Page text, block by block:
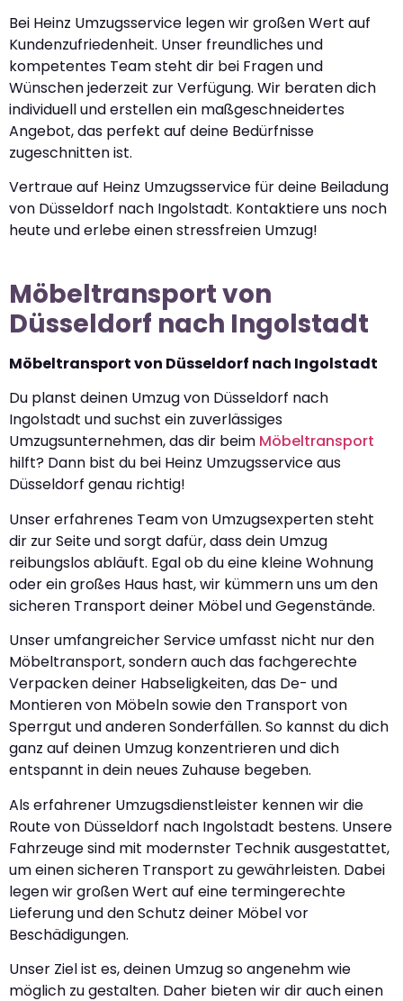
Bei Heinz Umzugsservice legen wir großen Wert auf
Kundenzufriedenheit. Unser freundliches und
kompetentes Team steht dir bei Fragen und
Wünschen jederzeit zur Verfügung. Wir beraten dich
individuell und erstellen ein maßgeschneidertes
Angebot, das perfekt auf deine Bedürfnisse
zugeschnitten ist.
Vertraue auf Heinz Umzugsservice für deine Beiladung
von Düsseldorf nach Ingolstadt. Kontaktiere uns noch
heute und erlebe einen stressfreien Umzug!
Möbeltransport von
Düsseldorf nach Ingolstadt
Möbeltransport von Düsseldorf nach Ingolstadt
Du planst deinen Umzug von Düsseldorf nach
Ingolstadt und suchst ein zuverlässiges
Umzugsunternehmen, das dir beim Möbeltransport
hilft? Dann bist du bei Heinz Umzugsservice aus
Düsseldorf genau richtig!
Unser erfahrenes Team von Umzugsexperten steht
dir zur Seite und sorgt dafür, dass dein Umzug
reibungslos abläuft. Egal ob du eine kleine Wohnung
oder ein großes Haus hast, wir kümmern uns um den
sicheren Transport deiner Möbel und Gegenstände.
Unser umfangreicher Service umfasst nicht nur den
Möbeltransport, sondern auch das fachgerechte
Verpacken deiner Habseligkeiten, das De- und
Montieren von Möbeln sowie den Transport von
Sperrgut und anderen Sonderfällen. So kannst du dich
ganz auf deinen Umzug konzentrieren und dich
entspannt in dein neues Zuhause begeben.
Als erfahrener Umzugsdienstleister kennen wir die
Route von Düsseldorf nach Ingolstadt bestens. Unsere
Fahrzeuge sind mit modernster Technik ausgestattet,
um einen sicheren Transport zu gewährleisten. Dabei
legen wir großen Wert auf eine termingerechte
Lieferung und den Schutz deiner Möbel vor
Beschädigungen.
Unser Ziel ist es, deinen Umzug so angenehm wie
möglich zu gestalten. Daher bieten wir dir auch einen